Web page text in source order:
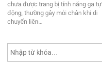
chưa được trang bị tính năng ga tự
động, thường gây mỏi chân khi di
chuyển liên…